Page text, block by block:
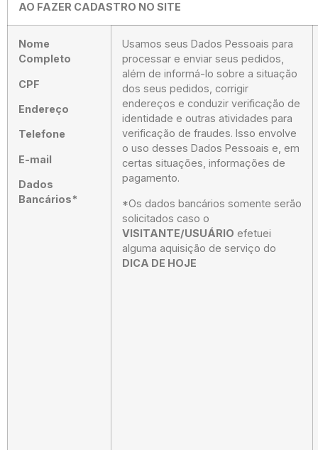
AO FAZER CADASTRO NO SITE
Nome
Completo
CPF
Endereço
Telefone
E-mail
Dados
Bancários*
Usamos seus Dados Pessoais para
processar e enviar seus pedidos,
além de informá-lo sobre a situação
dos seus pedidos, corrigir
endereços e conduzir verificação de
identidade e outras atividades para
verificação de fraudes. Isso envolve
o uso desses Dados Pessoais e, em
certas situações, informações de
pagamento.
*Os dados bancários somente serão
solicitados caso o
VISITANTE/USUÁRIO efetuei
alguma aquisição de serviço do
DICA DE HOJE